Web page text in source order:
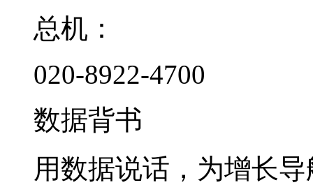
总机：
020-8922-4700
数据背书
用数据说话，为增长导